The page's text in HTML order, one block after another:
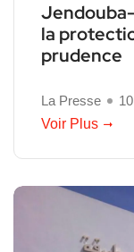
la
prudence
La Presse
Voir Plus